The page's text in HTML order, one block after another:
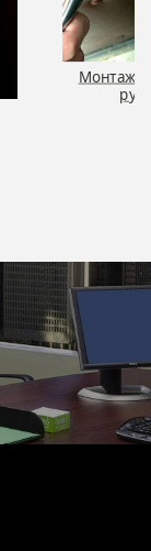
Монтаж